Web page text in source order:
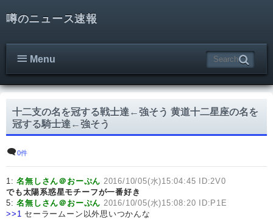
噂のニュース速報
Menu
十二支の名を冠する戦士達←強そう 黄道十二星座の名を
冠する騎士達←強そう
0件
1:名無しさん＠おーぷん 2016/10/05(水)15:04:45 ID:2V0
でも太陽系惑星モチーフが一番好き
5:名無しさん＠おーぷん 2016/10/05(水)15:08:20 ID:P1E
>>1 セーラームーン以外思いつかんな